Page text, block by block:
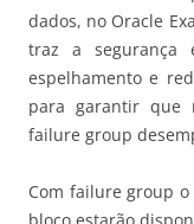
dados, no Oracle
traz a segurança
espelhamento e
para garantir que
failure group
Com failure group